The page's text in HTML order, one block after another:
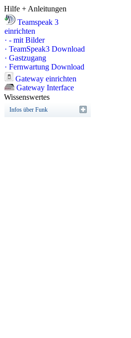
Hilfe + Anleitungen
Teamspeak 3
einrichten
· - mit Bilder
· TeamSpeak3 Download
· Gastzugang
· Fernwartung Download
Gateway einrichten
Gateway Interface
Wissenswertes
Infos über Funk